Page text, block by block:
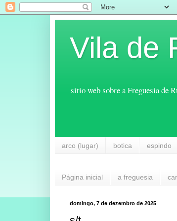
Vila de
sítio web sobre a Freguesia de
arco (lugar) botica espindo
Página inicial a freguesia
domingo, 7 de dezembro de 2025